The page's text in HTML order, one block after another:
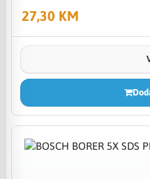
27,30 KM